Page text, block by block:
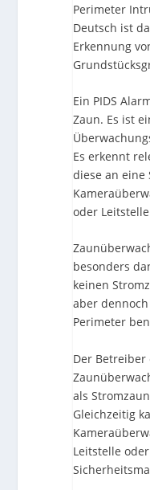
Perimeter
Deutsch ist
Erkennung
Ein PIDS
Zaun. Es ist
Es erkennt
diese an eine
oder
besonders
keinen
aber
Perimeter
Der
als
Gleichzeitig
Leitstelle